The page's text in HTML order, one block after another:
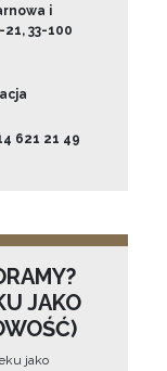
i
33-100
621 21 49
JAKO
jako